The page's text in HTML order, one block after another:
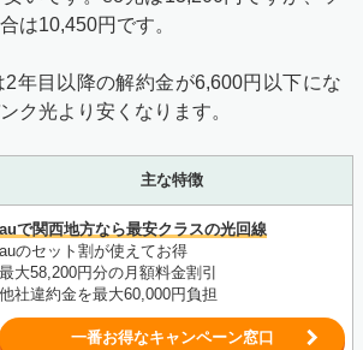
は10,450円です。
年目以降の解約金が6,600円以下にな
ク光より安くなります。
主な特徴
auで関西地方なら最安クラスの光回線
auのセット割が使えてお得
最大58,200円分の月額料金割引
他社違約金を最大60,000円負担
一番お得なキャンペーン窓口